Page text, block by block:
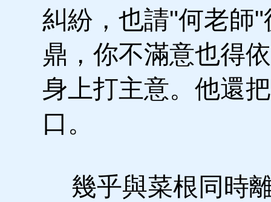
糾紛，也請"何老師
鼎，你不滿意也得
身上打主意。他還
口。
幾乎與菜根同時